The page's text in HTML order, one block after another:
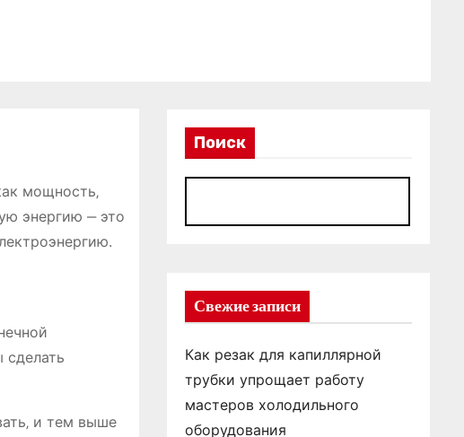
мощность‚
энергию ‒ это
сделать
и тем выше
Поиск
Свежие записи
Как резак для капиллярной
трубки упрощает работу
мастеров холодильного
оборудования